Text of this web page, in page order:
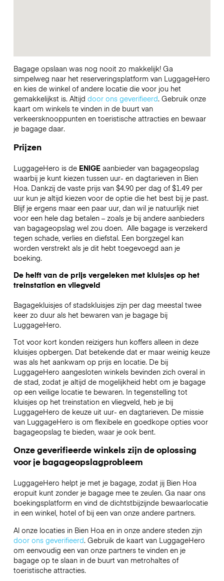
Bagage opslaan was nog nooit zo makkelijk! Ga
simpelweg naar het reserveringsplatform van LuggageHero
en kies de winkel of andere locatie die voor jou het
gemakkelijkst is. Altijd door ons geverifieerd. Gebruik onze
kaart om winkels te vinden in de buurt van
verkeersknooppunten en toeristische attracties en bewaar
je bagage daar.
Prijzen
LuggageHero is de ENIGEaanbieder van bagageopslag
waarbij je kunt kiezen tussen uur- en dagtarieven in Bien
Hoa. Dankzij de vaste prijs van $4.90 per dag of $1.49 per
uur kun je altijd kiezen voor de optie die het best bij je past.
Blijf je ergens maar een paar uur, dan wil je natuurlijk niet
voor een hele dag betalen – zoals je bij andere aanbieders
van bagageopslag wel zou doen. Alle bagage is verzekerd
tegen schade, verlies en diefstal. Een borgzegel kan
worden verstrekt als je dit hebt toegevoegd aan je
boeking.
De helft van de prijs vergeleken met kluisjes op het
treinstation en vliegveld
Bagagekluisjes of stadskluisjes zijn per dag meestal twee
keer zo duur als het bewaren van je bagage bij
LuggageHero.
Tot voor kort konden reizigers hun koffers alleen in deze
kluisjes opbergen. Dat betekende dat er maar weinig keuze
was als het aankwam op prijs en locatie. De bij
LuggageHero aangesloten winkels bevinden zich overal in
de stad, zodat je altijd de mogelijkheid hebt om je bagage
op een veilige locatie te bewaren. In tegenstelling tot
kluisjes op het treinstation en vliegveld, heb je bij
LuggageHero de keuze uit uur- en dagtarieven. De missie
van LuggageHero is om flexibele en goedkope opties voor
bagageopslag te bieden, waar je ook bent.
Onze geverifieerde winkels zijn de oplossing
voor je bagageopslagprobleem
LuggageHero helpt je met je bagage, zodat jij Bien Hoa
eropuit kunt zonder je bagage mee te zeulen. Ga naar ons
boekingsplatform en vind de dichtstbijzijnde bewaarlocatie
in een winkel, hotel of bij een van onze andere partners.
Al onze locaties in Bien Hoa en in onze andere steden zijn
door ons geverifieerd. Gebruik de kaart van LuggageHero
om eenvoudig een van onze partners te vinden en je
bagage op te slaan in de buurt van metrohaltes of
toeristische attracties.